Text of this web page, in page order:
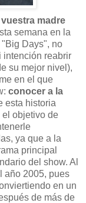
madre
semana en la
Days", no
intención reabrir
su mejor nivel),
en el que
conocer a la
esta historia
el objetivo de
ya que a la
principal
del show. Al
año 2005, pues
en un
de más de